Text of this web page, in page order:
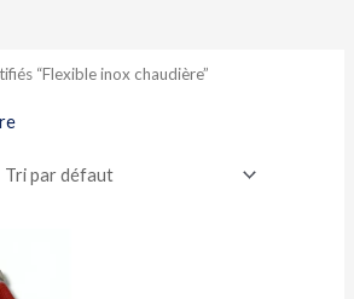
“Flexible inox chaudière”